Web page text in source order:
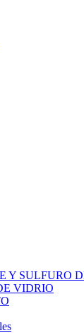
Y SULFURO
VIDRIO